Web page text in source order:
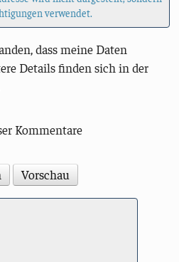
verwendet.
dass meine Daten
Details finden sich in der
Kommentare